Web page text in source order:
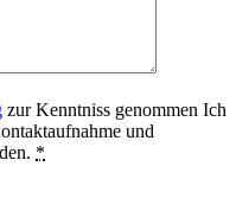
zur Kenntniss genommen Ich
und
*